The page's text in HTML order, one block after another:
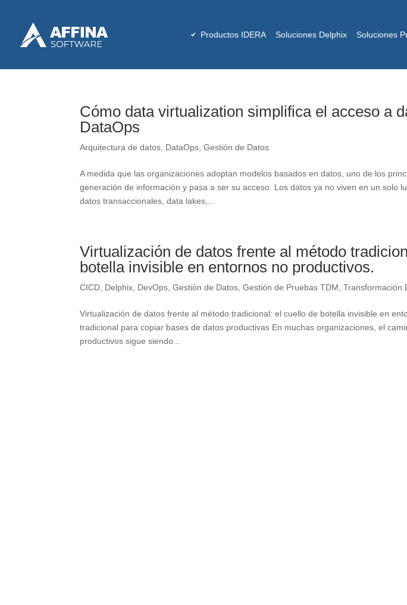
Productos IDERA Soluciones Delphix Soluciones
Cómo data virtualization simplifica el acceso a
DataOps
Arquitectura de datos DataOps ,Gestión de Datos
A medida que las organizaciones adoptan modelos basados en datos, uno de los
generación de información y pasa a ser su acceso. Los datos ya no viven en un solo
datos transaccionales, data lakes,...
Virtualización de datos frente al método
botella invisible en entornos no productivos.
CICD Delphix DevOps ,Gestión de Datos ,Gestión de Pruebas TDM ,Transformación
Virtualización de datos frente al método tradicional: el cuello de botella invisible en
tradicional para copiar bases de datos productivas En muchas organizaciones, el
productivos sigue siendo...